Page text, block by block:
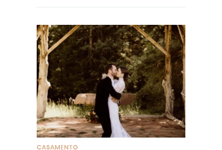
CASAMENTO